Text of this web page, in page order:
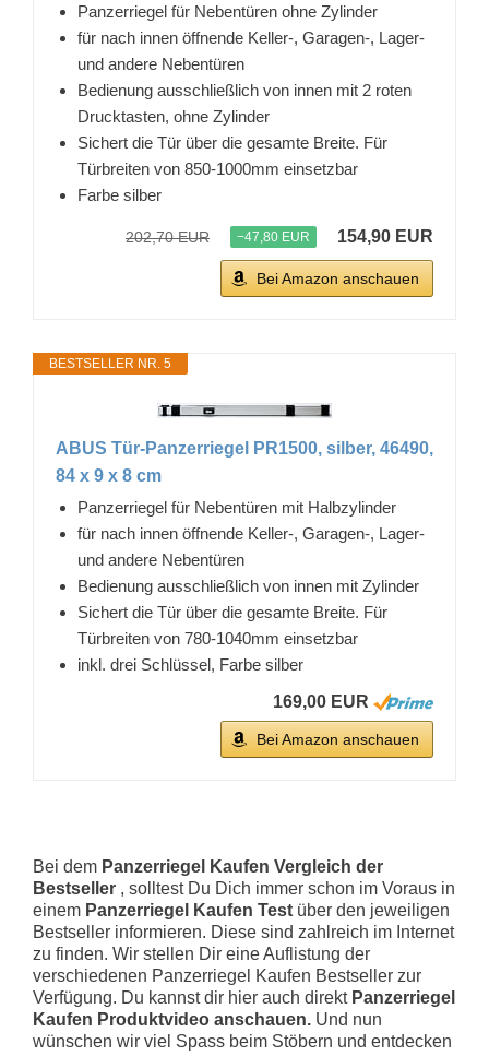
Panzerriegel für Nebentüren ohne Zylinder
für nach innen öffnende Keller-, Garagen-, Lager-
und andere Nebentüren
Bedienung ausschließlich von innen mit 2 roten
Drucktasten, ohne Zylinder
Sichert die Tür über die gesamte Breite. Für
Türbreiten von 850-1000mm einsetzbar
Farbe silber
202,70 EUR −47,80 EUR 154,90 EUR
Bei Amazon anschauen
BESTSELLER NR. 5
ABUS Tür-Panzerriegel PR1500, silber, 46490,
84 x 9 x 8 cm
Panzerriegel für Nebentüren mit Halbzylinder
für nach innen öffnende Keller-, Garagen-, Lager-
und andere Nebentüren
Bedienung ausschließlich von innen mit Zylinder
Sichert die Tür über die gesamte Breite. Für
Türbreiten von 780-1040mm einsetzbar
inkl. drei Schlüssel, Farbe silber
169,00 EUR
Bei Amazon anschauen
Bei dem Panzerriegel Kaufen Vergleich der
Bestseller , solltest Du Dich immer schon im Voraus in
einem Panzerriegel Kaufen Test über den jeweiligen
Bestseller informieren. Diese sind zahlreich im Internet
zu finden. Wir stellen Dir eine Auflistung der
verschiedenen Panzerriegel Kaufen Bestseller zur
Verfügung. Du kannst dir hier auch direkt Panzerriegel
Kaufen Produktvideo anschauen. Und nun
wünschen wir viel Spass beim Stöbern und entdecken